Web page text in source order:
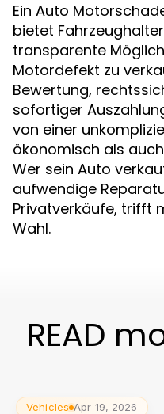
Ein Auto
bietet
transparente
Motordefekt zu
Bewertung,
sofortiger
von einer
ökonomisch als
Wer sein Auto
aufwendige
Privatverkäufe, trifft
Wahl.
READ
Vehicles Apr 19, 2026